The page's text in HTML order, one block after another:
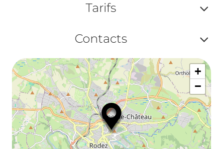
ou
Tarifs
ou
et
Contacts
ou
+
−